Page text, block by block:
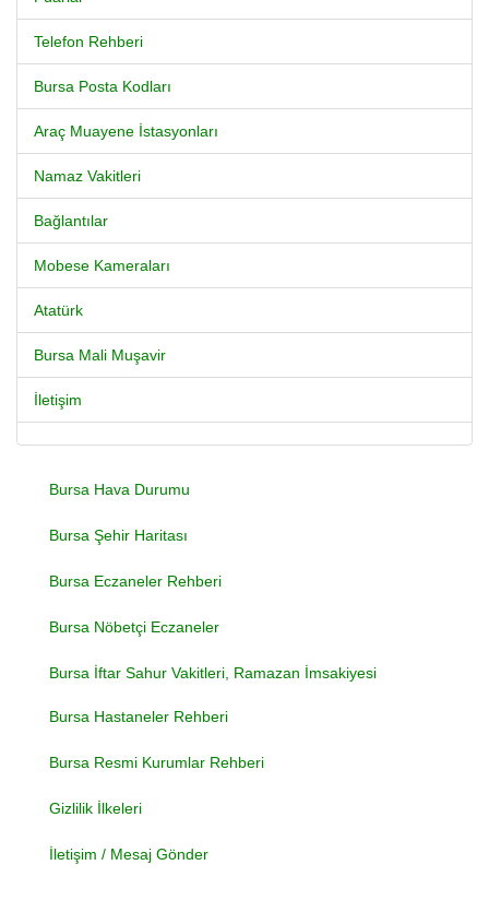
Telefon Rehberi
Bursa Posta Kodları
Araç Muayene İstasyonları
Namaz Vakitleri
Bağlantılar
Mobese Kameraları
Atatürk
Bursa Mali Muşavir
İletişim
Bursa Hava Durumu
Bursa Şehir Haritası
Bursa Eczaneler Rehberi
Bursa Nöbetçi Eczaneler
Bursa İftar Sahur Vakitleri, Ramazan İmsakiyesi
Bursa Hastaneler Rehberi
Bursa Resmi Kurumlar Rehberi
Gizlilik İlkeleri
İletişim / Mesaj Gönder